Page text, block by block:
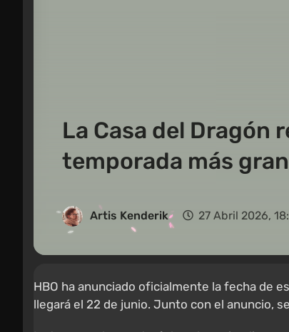
La Casa del Dragón
temporada más
Artis Kenderik 27 Abril 2026,
HBO ha anunciado oficialmente la fecha de
llegará el 22 de junio. Junto con el anuncio,